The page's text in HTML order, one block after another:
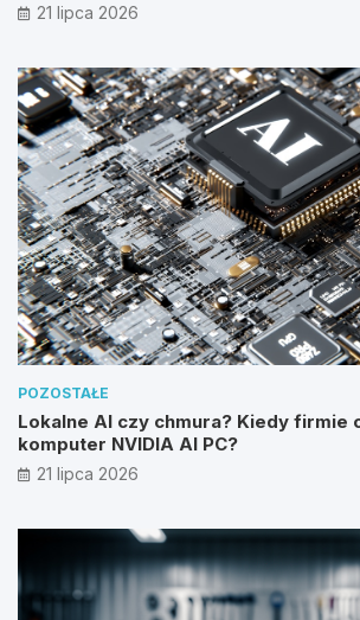
21 lipca 2026
POZOSTAŁE
Lokalne AI czy chmura? Kiedy firmie
komputer NVIDIA AI PC?
21 lipca 2026